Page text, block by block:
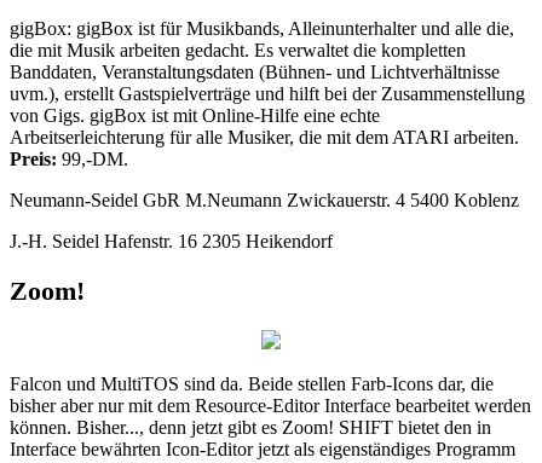
gigBox: gigBox ist für Musikbands, Alleinunterhalter und alle die,
die mit Musik arbeiten gedacht. Es verwaltet die kompletten
Banddaten, Veranstaltungsdaten (Bühnen- und Lichtverhältnisse
uvm.), erstellt Gastspielverträge und hilft bei der Zusammenstellung
von Gigs. gigBox ist mit Online-Hilfe eine echte
Arbeitserleichterung für alle Musiker, die mit dem ATARI arbeiten.
Preis: 99,-DM.
Neumann-Seidel GbR M.Neumann Zwickauerstr. 4 5400 Koblenz
J.-H. Seidel Hafenstr. 16 2305 Heikendorf
Zoom!
Falcon und MultiTOS sind da. Beide stellen Farb-Icons dar, die
bisher aber nur mit dem Resource-Editor Interface bearbeitet werden
können. Bisher..., denn jetzt gibt es Zoom! SHIFT bietet den in
Interface bewährten Icon-Editor jetzt als eigenständiges Programm